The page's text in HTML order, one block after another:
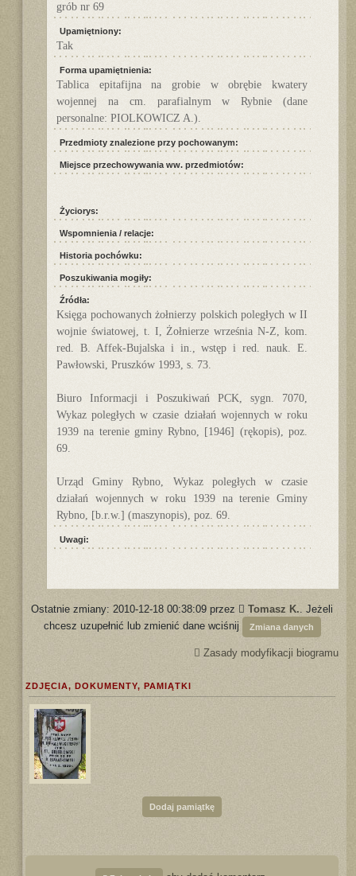
grób nr 69
Upamiętniony:
Tak
Forma upamiętnienia:
Tablica epitafijna na grobie w obrębie kwatery
wojennej na cm. parafialnym w Rybnie (dane
personalne: PIOLKOWICZ A.).
Przedmioty znalezione przy pochowanym:
Miejsce przechowywania ww. przedmiotów:
Życiorys:
Wspomnienia / relacje:
Historia pochówku:
Poszukiwania mogiły:
Źródła:
Księga pochowanych żołnierzy polskich poległych w II
wojnie światowej, t. I, Żołnierze września N-Z, kom.
red. B. Affek-Bujalska i in., wstęp i red. nauk. E.
Pawłowski, Pruszków 1993, s. 73.
Biuro Informacji i Poszukiwań PCK, sygn. 7070,
Wykaz poległych w czasie działań wojennych w roku
1939 na terenie gminy Rybno, [1946] (rękopis), poz.
69.
Urząd Gminy Rybno, Wykaz poległych w czasie
działań wojennych w roku 1939 na terenie Gminy
Rybno, [b.r.w.] (maszynopis), poz. 69.
Uwagi:
Ostatnie zmiany: 2010-12-18 00:38:09 przez Tomasz K.. Jeżeli
chcesz uzupełnić lub zmienić dane wciśnij
Zmiana danych
Zasady modyfikacji biogramu
ZDJĘCIA, DOKUMENTY, PAMIĄTKI
Dodaj pamiątkę